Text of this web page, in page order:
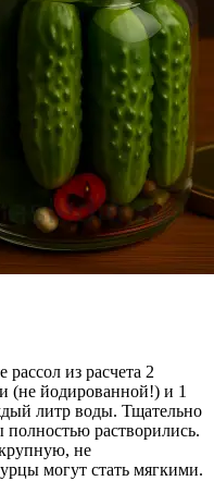
из расчета 2
(не йодированной!) и 1
литр воды. Тщательно
растворились.
не
могут стать мягкими.